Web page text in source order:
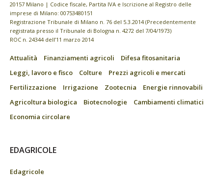
20157 Milano | Codice fiscale, Partita IVA e Iscrizione al Registro delle
imprese di Milano: 00753480151
Registrazione Tribunale di Milano n. 76 del 5.3.2014 (Precedentemente
registrata presso il Tribunale di Bologna n. 4272 del 7/04/1973)
ROC n. 24344 dell’11 marzo 2014
Attualità Finanziamenti agricoli
Difesa fitosanitaria
Leggi, lavoro e fisco
Colture
Prezzi agricoli e mercati
Fertilizzazione
Irrigazione Zootecnia
Energie rinnovabili
Agricoltura biologica
Biotecnologie
Cambiamenti climatici
Economia circolare
EDAGRICOLE
Edagricole